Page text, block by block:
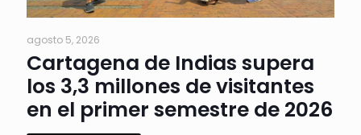
agosto 5, 2026
Cartagena de Indias supera
los 3,3 millones de visitantes
en el primer semestre de 2026